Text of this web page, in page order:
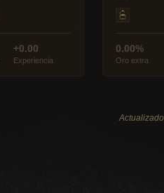
+0.00
Experiencia
0.00%
Oro extra